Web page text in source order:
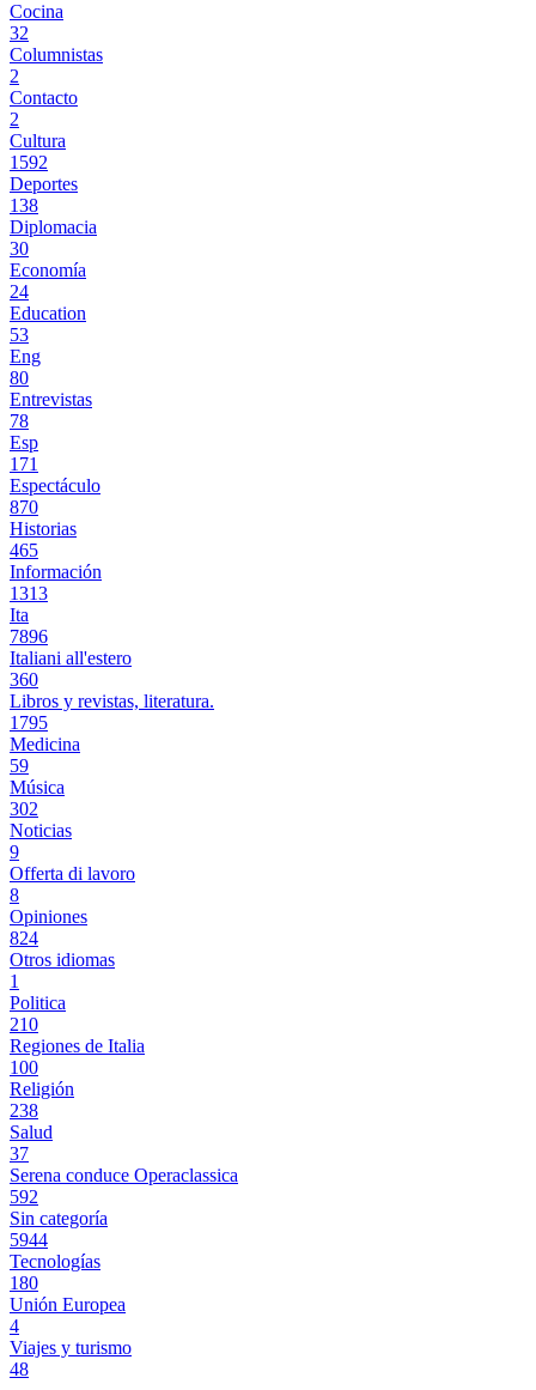
Cocina
32
Columnistas
2
Contacto
2
Cultura
1592
Deportes
138
Diplomacia
30
Economía
24
Education
53
Eng
80
Entrevistas
78
Esp
171
Espectáculo
870
Historias
465
Información
1313
Ita
7896
Italiani all'estero
360
Libros y revistas, literatura.
1795
Medicina
59
Música
302
Noticias
9
Offerta di lavoro
8
Opiniones
824
Otros idiomas
1
Politica
210
Regiones de Italia
100
Religión
238
Salud
37
Serena conduce Operaclassica
592
Sin categoría
5944
Tecnologías
180
Unión Europea
4
Viajes y turismo
48